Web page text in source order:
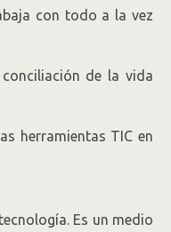
con todo a la vez
de la vida
herramientas TIC en
Es un medio